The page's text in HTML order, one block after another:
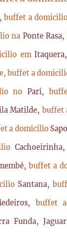
buffet a
na Ponte Rasa,
emItaquera,
buffet a
noPari,
Matilde, buffet
a domicilio
Cachoeirinha,
buffet a
Santana,
buffet
Funda,